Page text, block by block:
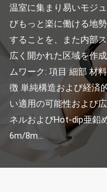
温室に集まり易いモジ
びもっと楽に働ける地
することを、また内部
広く開かれた区域を作
ムワーク: 項目 細部 材
徴 単純構造および経済
い適用の可能性および
ネルおよびHot-dip亜鉛
6m/8m...